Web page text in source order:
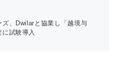
ズ、Dwilarと協業し「越境与
試験導入